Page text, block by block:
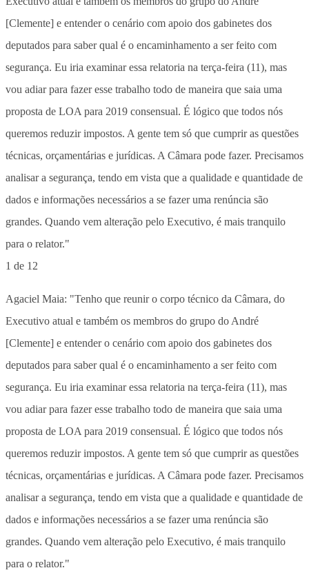
1 de 12
Agaciel Maia: "Tenho que reunir o corpo técnico da Câmara, do
Executivo atual e também os membros do grupo do André
[Clemente] e entender o cenário com apoio dos gabinetes dos
deputados para saber qual é o encaminhamento a ser feito com
segurança. Eu iria examinar essa relatoria na terça-feira (11), mas
vou adiar para fazer esse trabalho todo de maneira que saia uma
proposta de LOA para 2019 consensual. É lógico que todos nós
queremos reduzir impostos. A gente tem só que cumprir as questões
técnicas, orçamentárias e jurídicas. A Câmara pode fazer. Precisamos
analisar a segurança, tendo em vista que a qualidade e quantidade de
dados e informações necessários a se fazer uma renúncia são
grandes. Quando vem alteração pelo Executivo, é mais tranquilo
para o relator."